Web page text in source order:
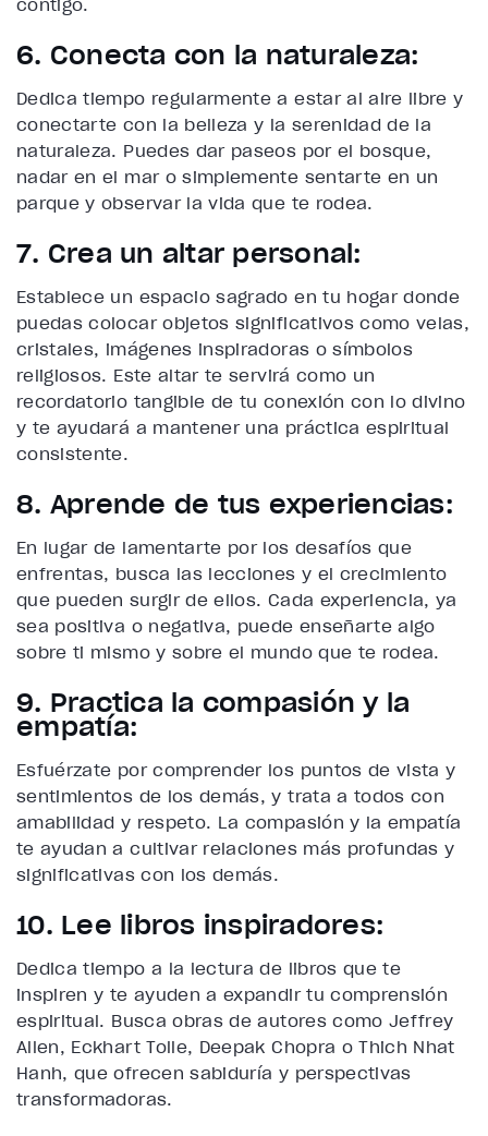
contigo.
6. Conecta con la naturaleza:
Dedica tiempo regularmente a estar al aire libre y
conectarte con la belleza y la serenidad de la
naturaleza. Puedes dar paseos por el bosque,
nadar en el mar o simplemente sentarte en un
parque y observar la vida que te rodea.
7. Crea un altar personal:
Establece un espacio sagrado en tu hogar donde
puedas colocar objetos significativos como velas,
cristales, imágenes inspiradoras o símbolos
religiosos. Este altar te servirá como un
recordatorio tangible de tu conexión con lo divino
y te ayudará a mantener una práctica espiritual
consistente.
8. Aprende de tus experiencias:
En lugar de lamentarte por los desafíos que
enfrentas, busca las lecciones y el crecimiento
que pueden surgir de ellos. Cada experiencia, ya
sea positiva o negativa, puede enseñarte algo
sobre ti mismo y sobre el mundo que te rodea.
9. Practica la compasión y la
empatía:
Esfuérzate por comprender los puntos de vista y
sentimientos de los demás, y trata a todos con
amabilidad y respeto. La compasión y la empatía
te ayudan a cultivar relaciones más profundas y
significativas con los demás.
10. Lee libros inspiradores:
Dedica tiempo a la lectura de libros que te
inspiren y te ayuden a expandir tu comprensión
espiritual. Busca obras de autores como Jeffrey
Allen, Eckhart Tolle, Deepak Chopra o Thich Nhat
Hanh, que ofrecen sabiduría y perspectivas
transformadoras.